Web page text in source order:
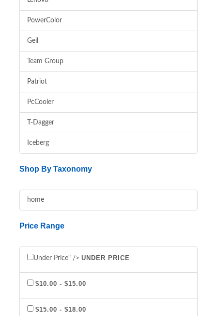
PowerColor
Geil
Team Group
Patriot
PcCooler
T-Dagger
Iceberg
Shop By Taxonomy
home
Price Range
Under Price" /> UNDER PRICE
$10.00 - $15.00
$15.00 - $18.00